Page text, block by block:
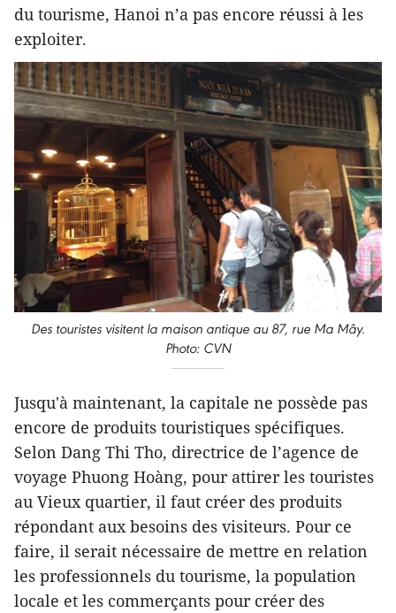
du tourisme, Hanoi n’a pas encore réussi à les
exploiter.
Des touristes visitent la maison antique au 87, rue Ma Mây.
Photo: CVN
Jusqu'à maintenant, la capitale ne possède pas
encore de produits touristiques spécifiques.
Selon Dang Thi Tho, directrice de l’agence de
voyage Phuong Hoàng, pour attirer les touristes
au Vieux quartier, il faut créer des produits
répondant aux besoins des visiteurs. Pour ce
faire, il serait nécessaire de mettre en relation
les professionnels du tourisme, la population
locale et les commerçants pour créer des